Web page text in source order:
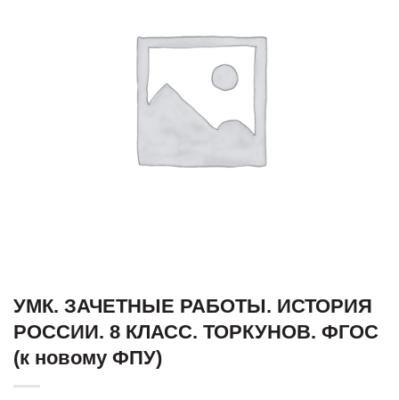
УМК. ЗАЧЕТНЫЕ РАБОТЫ. ИСТОРИЯ
РОССИИ. 8 КЛАСС. ТОРКУНОВ. ФГОС
(к новому ФПУ)